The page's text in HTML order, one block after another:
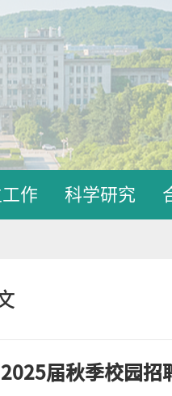
作 科学研究
届秋季校园招